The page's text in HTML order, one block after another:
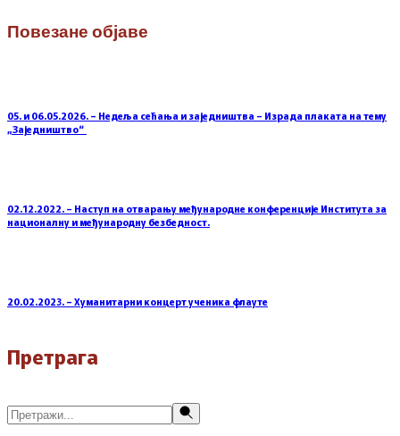
Повезане објаве
05. и 06.05.2026. – Недеља сећања и заједништва – Израда плаката на тему
„Заједништво“
02.12.2022. – Наступ на отварању међународне конференције Института за
националну и међународну безбедност.
20.02.2023. – Хуманитарни концерт ученика флауте
Претрага
Претражи